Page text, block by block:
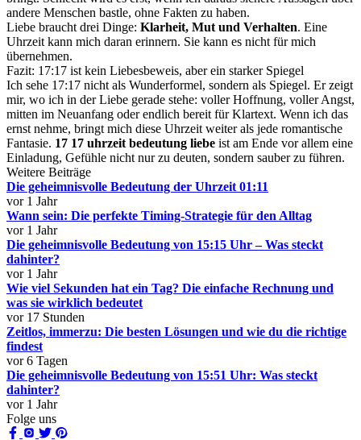
andere Menschen bastle, ohne Fakten zu haben.
Liebe braucht drei Dinge: Klarheit, Mut und Verhalten. Eine
Uhrzeit kann mich daran erinnern. Sie kann es nicht für mich
übernehmen.
Fazit: 17:17 ist kein Liebesbeweis, aber ein starker Spiegel
Ich sehe 17:17 nicht als Wunderformel, sondern als Spiegel. Er zeigt
mir, wo ich in der Liebe gerade stehe: voller Hoffnung, voller Angst,
mitten im Neuanfang oder endlich bereit für Klartext. Wenn ich das
ernst nehme, bringt mich diese Uhrzeit weiter als jede romantische
Fantasie. 17 17 uhrzeit bedeutung liebe ist am Ende vor allem eine
Einladung, Gefühle nicht nur zu deuten, sondern sauber zu führen.
Weitere Beiträge
Die geheimnisvolle Bedeutung der Uhrzeit 01:11
vor 1 Jahr
Wann sein: Die perfekte Timing-Strategie für den Alltag
vor 1 Jahr
Die geheimnisvolle Bedeutung von 15:15 Uhr – Was steckt
dahinter?
vor 1 Jahr
Wie viel Sekunden hat ein Tag? Die einfache Rechnung und
was sie wirklich bedeutet
vor 17 Stunden
Zeitlos, immerzu: Die besten Lösungen und wie du die richtige
findest
vor 6 Tagen
Die geheimnisvolle Bedeutung von 15:51 Uhr: Was steckt
dahinter?
vor 1 Jahr
Folge uns